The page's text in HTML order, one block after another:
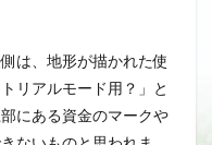
は、地形が描かれた使
リアルモード用？」と
にある資金のマークや